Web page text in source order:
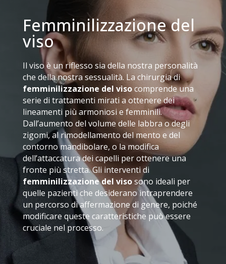
Femminilizzazione del
viso
Il viso è un riflesso sia della nostra personalità
che della nostra sessualità. La chirurgia di
femminilizzazione del visocomprende una
serie di trattamenti mirati a ottenere dei
lineamenti più armoniosi e femminili.
Dall’aumento del volume delle labbra o degli
zigomi, al rimodellamento del mento e del
contorno mandibolare, o la modifica
dell’attaccatura dei capelli per ottenere una
fronte più stretta. Gli interventi di
femminilizzazione del visosono ideali per
quelle pazienti che desiderano intraprendere
un percorso di affermazione di genere, poiché
modificare queste caratteristiche può essere
cruciale nel processo.